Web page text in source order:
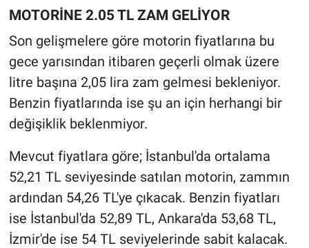
MOTORİNE 2.05 TL ZAM GELİYOR
Son gelişmelere göre motorin fiyatlarına bu
gece yarısından itibaren geçerli olmak üzere
litre başına 2,05 lira zam gelmesi bekleniyor.
Benzin fiyatlarında ise şu an için herhangi bir
değişiklik beklenmiyor.
Mevcut fiyatlara göre; İstanbul'da ortalama
52,21 TL seviyesinde satılan motorin, zammın
ardından 54,26 TL'ye çıkacak. Benzin fiyatları
ise İstanbul'da 52,89 TL, Ankara'da 53,68 TL,
İzmir'de ise 54 TL seviyelerinde sabit kalacak.